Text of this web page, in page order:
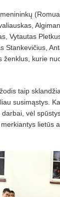
Vytautas
Stankevičius,
kurie
taip
susimąstys.
vėl
lietūs